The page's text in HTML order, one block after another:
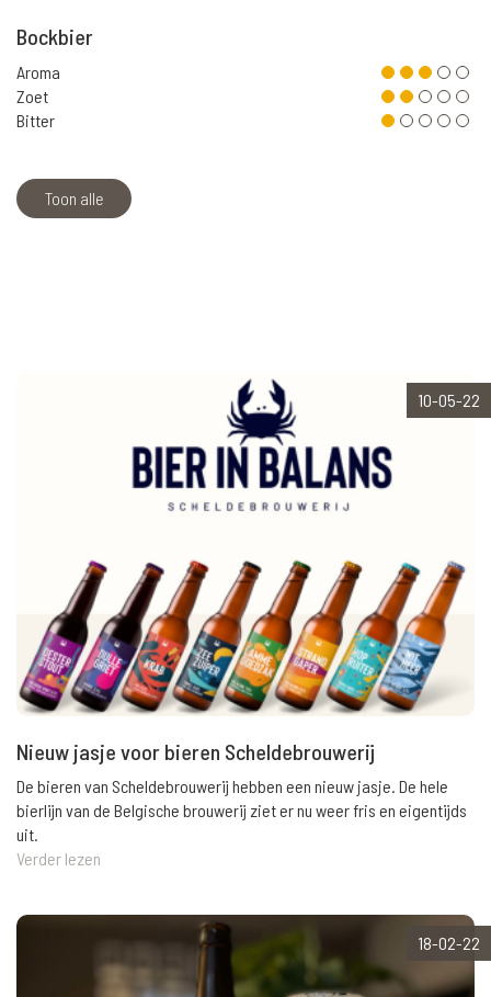
Bockbier
Aroma
Zoet
Bitter
Toon alle
10-05-22
Nieuw jasje voor bieren Scheldebrouwerij
De bieren van Scheldebrouwerij hebben een nieuw jasje. De hele
bierlijn van de Belgische brouwerij ziet er nu weer fris en eigentijds
uit.
Verder lezen
18-02-22